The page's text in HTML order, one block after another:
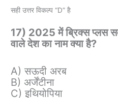
सही उत्तर विकल्प “D” है
17) 2025 में ब्रिक्स प्लस
वाले देश का नाम क्या है?
A) सऊदी अरब
B) अर्जेंटीना
C) इथियोपिया